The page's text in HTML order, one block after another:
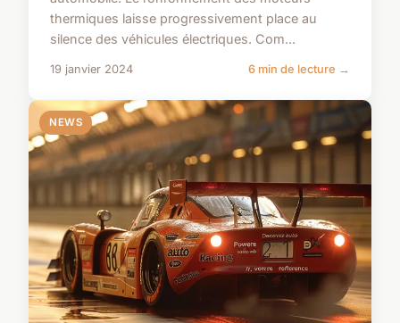
thermiques laisse progressivement place au
silence des véhicules électriques. Com...
19 janvier 2024 6 min de lecture →
NEWS